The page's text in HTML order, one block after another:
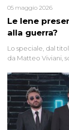
Le Iene
alla guerra?
05 maggio 2026
Lo speciale, dal
da Matteo Viviani,
di settore - su
Anche se l'Italia
contesto globale
lontano.